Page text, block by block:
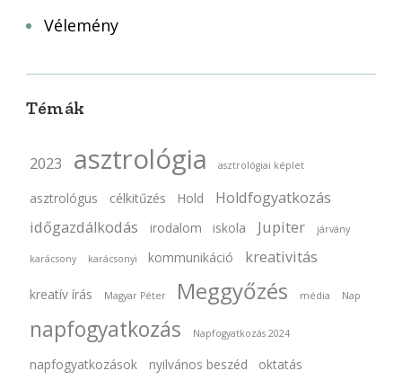
Vélemény
Témák
2023 asztrológia asztrológiai képlet
asztrológus célkitűzés Hold
Holdfogyatkozás
időgazdálkodás
irodalom iskola Jupiter járvány
karácsony karácsonyi kommunikáció kreativitás
kreatív írás Magyar Péter Meggyőzés média Nap
napfogyatkozás Napfogyatkozás 2024
napfogyatkozások nyilvános beszéd oktatás